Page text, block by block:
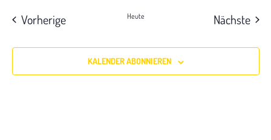
VorherigeVeranstaltungen
Heute Nächste
KALENDER ABONNIEREN